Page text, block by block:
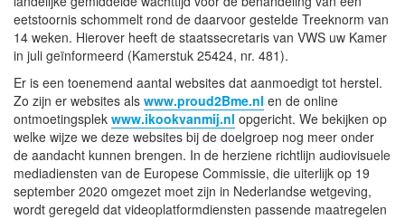
eetstoornis schommelt rond de daarvoor gestelde Treeknorm van
14 weken. Hierover heeft de staatssecretaris van VWS uw Kamer
in juli geïnformeerd (Kamerstuk 25424, nr. 481).
Er is een toenemend aantal websites dat aanmoedigt tot herstel.
Zo zijn er websites als www.proud2Bme.nl en de online
ontmoetingsplek www.ikookvanmij.nl opgericht. We bekijken op
welke wijze we deze websites bij de doelgroep nog meer onder
de aandacht kunnen brengen. In de herziene richtlijn audiovisuele
mediadiensten van de Europese Commissie, die uiterlijk op 19
september 2020 omgezet moet zijn in Nederlandse wetgeving,
wordt geregeld dat videoplatformdiensten passende maatregelen